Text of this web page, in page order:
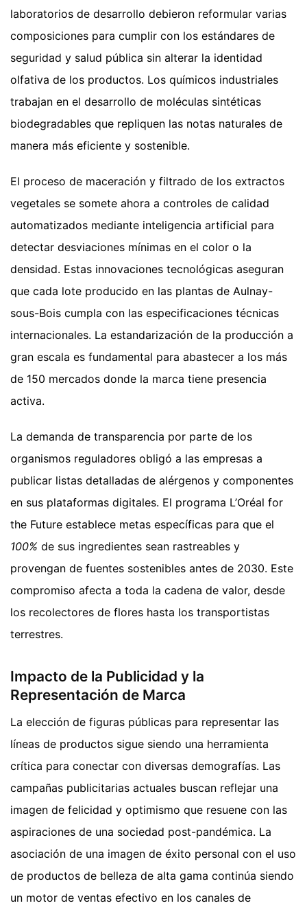
laboratorios de desarrollo debieron reformular varias
composiciones para cumplir con los estándares de
seguridad y salud pública sin alterar la identidad
olfativa de los productos. Los químicos industriales
trabajan en el desarrollo de moléculas sintéticas
biodegradables que repliquen las notas naturales de
manera más eficiente y sostenible.
El proceso de maceración y filtrado de los extractos
vegetales se somete ahora a controles de calidad
automatizados mediante inteligencia artificial para
detectar desviaciones mínimas en el color o la
densidad. Estas innovaciones tecnológicas aseguran
que cada lote producido en las plantas de Aulnay-
sous-Bois cumpla con las especificaciones técnicas
internacionales. La estandarización de la producción a
gran escala es fundamental para abastecer a los más
de 150 mercados donde la marca tiene presencia
activa.
La demanda de transparencia por parte de los
organismos reguladores obligó a las empresas a
publicar listas detalladas de alérgenos y componentes
en sus plataformas digitales. El programa L’Oréal for
the Future establece metas específicas para que el
100% de sus ingredientes sean rastreables y
provengan de fuentes sostenibles antes de 2030. Este
compromiso afecta a toda la cadena de valor, desde
los recolectores de flores hasta los transportistas
terrestres.
Impacto de la Publicidad y la
Representación de Marca
La elección de figuras públicas para representar las
líneas de productos sigue siendo una herramienta
crítica para conectar con diversas demografías. Las
campañas publicitarias actuales buscan reflejar una
imagen de felicidad y optimismo que resuene con las
aspiraciones de una sociedad post-pandémica. La
asociación de una imagen de éxito personal con el uso
de productos de belleza de alta gama continúa siendo
un motor de ventas efectivo en los canales de